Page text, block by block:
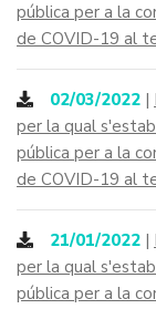
pública per a la
de COVID-19 al
02/03/2022 |
per la qual
pública per a la
de COVID-19 al
21/01/2022 |
per la qual
pública per a la